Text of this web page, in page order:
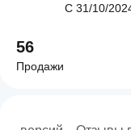
С 31/10/
56
Продажи